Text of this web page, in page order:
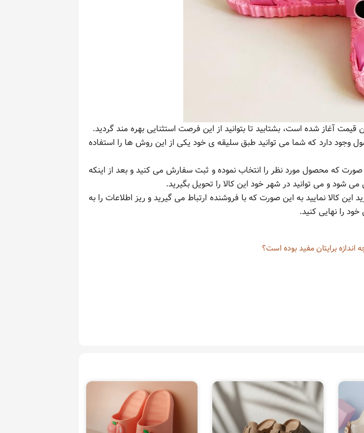
آغاز شده است، بشتابید تا بتوانید از این فرصت استثنایی بهره مند گردید.
وجود دارد که شما می توانید طبق سلیقه ی خود یکی از این روش ها را استفاده
که محصول مورد نظر را انتخاب نموده و ثبت سفارش می کنید و بعد از اینکه
شود و می توانید در شهر خود این کالا را تحویل بگیرید.
کالا نمایید به این صورت که با فروشنده ارتباط می گیرید و ریز اطلاعات را به
را نهایی کنید.
برایتان مفید بوده است؟